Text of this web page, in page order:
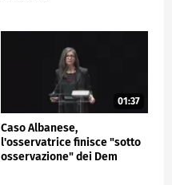
01:37
Caso Albanese,
l'osservatrice finisce "sotto
osservazione" dei Dem